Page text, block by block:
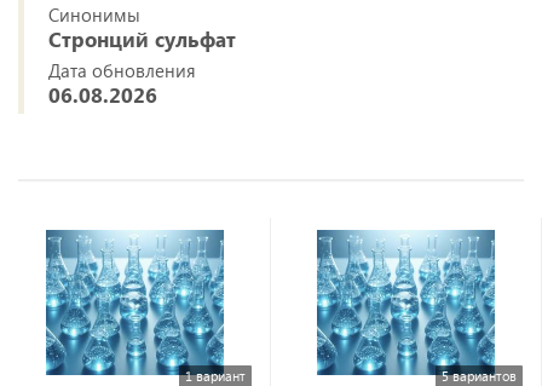
Синонимы
Стронций сульфат
Дата обновления
06.08.2026
1 вариант 5 вариантов